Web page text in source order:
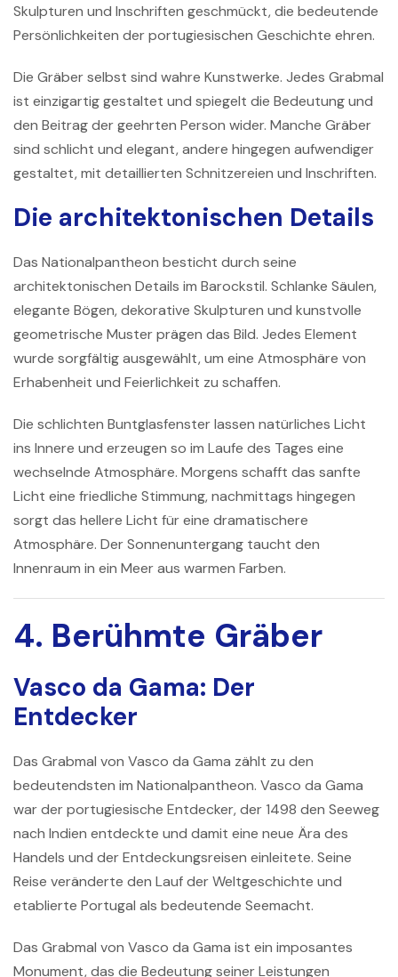
Skulpturen und Inschriften geschmückt, die bedeutende
Persönlichkeiten der portugiesischen Geschichte ehren.
Die Gräber selbst sind wahre Kunstwerke. Jedes Grabmal
ist einzigartig gestaltet und spiegelt die Bedeutung und
den Beitrag der geehrten Person wider. Manche Gräber
sind schlicht und elegant, andere hingegen aufwendiger
gestaltet, mit detaillierten Schnitzereien und Inschriften.
Die architektonischen Details
Das Nationalpantheon besticht durch seine
architektonischen Details im Barockstil. Schlanke Säulen,
elegante Bögen, dekorative Skulpturen und kunstvolle
geometrische Muster prägen das Bild. Jedes Element
wurde sorgfältig ausgewählt, um eine Atmosphäre von
Erhabenheit und Feierlichkeit zu schaffen.
Die schlichten Buntglasfenster lassen natürliches Licht
ins Innere und erzeugen so im Laufe des Tages eine
wechselnde Atmosphäre. Morgens schafft das sanfte
Licht eine friedliche Stimmung, nachmittags hingegen
sorgt das hellere Licht für eine dramatischere
Atmosphäre. Der Sonnenuntergang taucht den
Innenraum in ein Meer aus warmen Farben.
4. Berühmte Gräber
Vasco da Gama: Der
Entdecker
Das Grabmal von Vasco da Gama zählt zu den
bedeutendsten im Nationalpantheon. Vasco da Gama
war der portugiesische Entdecker, der 1498 den Seeweg
nach Indien entdeckte und damit eine neue Ära des
Handels und der Entdeckungsreisen einleitete. Seine
Reise veränderte den Lauf der Weltgeschichte und
etablierte Portugal als bedeutende Seemacht.
Das Grabmal von Vasco da Gama ist ein imposantes
Monument, das die Bedeutung seiner Leistungen